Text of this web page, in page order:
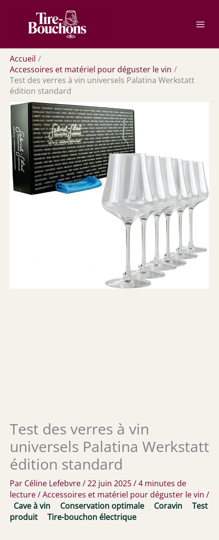
contenu
Accueil
Accessoires et matériel pour déguster le vin
Test des verres à vin universels Palatina Werkstatt
édition standard
Test des verres à vin
universels Palatina Werkstatt
édition standard
Par Céline Lefebvre/22 juin 2025/4 minutes de
lecture/Accessoires et matériel pour déguster le vin /
Cave à vin
Conservation optimale Coravin
Test
produit
Tire-bouchon électrique